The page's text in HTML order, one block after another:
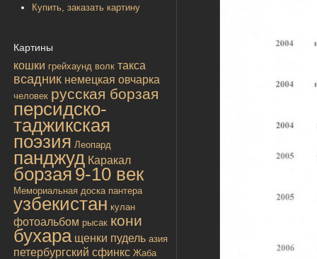
Купить, заказать картину
Картины
кошки грейхаунд волк такса
всадник немецкая овчарка
человек русская борзая
персидско-
таджикская
поэзия Леопард
панджуд Каракал
борзая9-10 век
Мемориальная доска пантера
узбекистан кулан
фотоальбом рысак кони
бухара щенки пудель азия
петербургский сфинкс Жаба